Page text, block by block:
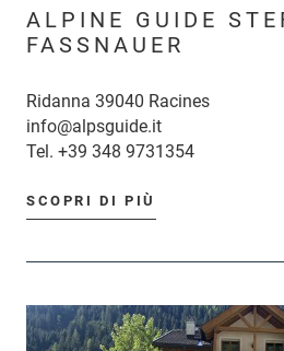
ALPINE GUIDE
FASSNAUER
Ridanna 39040 Racines
info@alpsguide.it
Tel. +39 348 9731354
SCOPRI DI PIÙ